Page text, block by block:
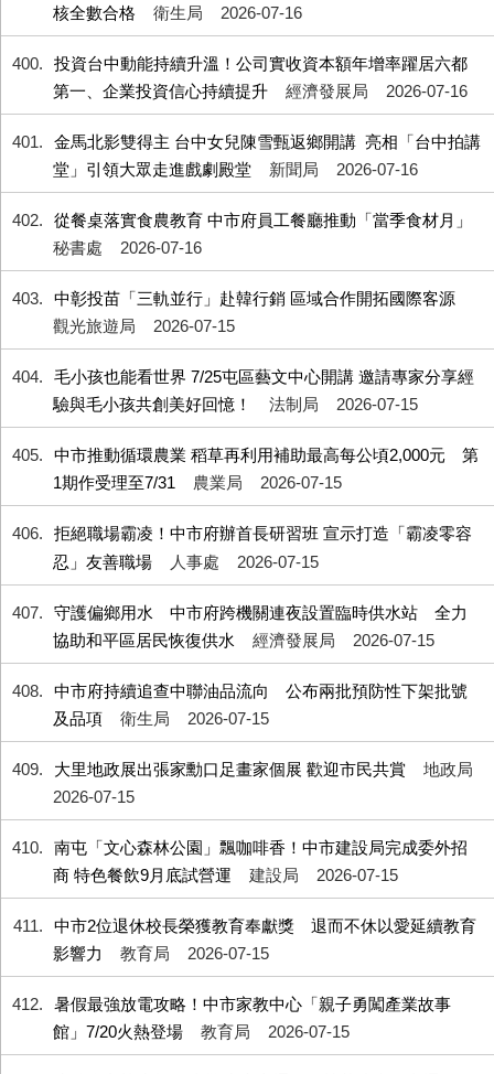
核全數合格
衛生局 2026-07-16
400
投資台中動能持續升溫！公司實收資本額年增率躍居六都
第一、企業投資信心持續提升
經濟發展局 2026-07-16
401
金馬北影雙得主 台中女兒陳雪甄返鄉開講 亮相「台中拍講
堂」引領大眾走進戲劇殿堂
新聞局 2026-07-16
402
從餐桌落實食農教育 中市府員工餐廳推動「當季食材月」
秘書處
2026-07-16
403
中彰投苗「三軌並行」赴韓行銷 區域合作開拓國際客源
觀光旅遊局
2026-07-15
404
毛小孩也能看世界 7/25屯區藝文中心開講 邀請專家分享經
驗與毛小孩共創美好回憶！
法制局 2026-07-15
405
中市推動循環農業 稻草再利用補助最高每公頃2,000元 第
1期作受理至7/31
農業局 2026-07-15
406
拒絕職場霸凌！中市府辦首長研習班 宣示打造「霸凌零容
忍」友善職場
人事處 2026-07-15
407
守護偏鄉用水 中市府跨機關連夜設置臨時供水站 全力
協助和平區居民恢復供水
經濟發展局 2026-07-15
408
中市府持續追查中聯油品流向 公布兩批預防性下架批號
及品項
衛生局 2026-07-15
409 大里地政展出張家勳口足畫家個展 歡迎市民共賞
地政局
2026-07-15
410
南屯「文心森林公園」飄咖啡香！中市建設局完成委外招
商 特色餐飲9月底試營運
建設局 2026-07-15
411
中市2位退休校長榮獲教育奉獻獎 退而不休以愛延續教育
影響力
教育局 2026-07-15
412
暑假最強放電攻略！中市家教中心「親子勇闖產業故事
館」7/20火熱登場
教育局 2026-07-15